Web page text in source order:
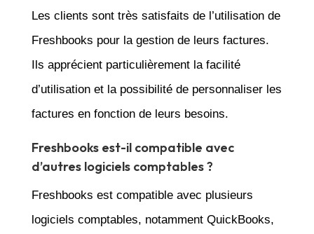
Les clients sont très satisfaits de l’utilisation de
Freshbooks pour la gestion de leurs factures.
Ils apprécient particulièrement la facilité
d’utilisation et la possibilité de personnaliser les
factures en fonction de leurs besoins.
Freshbooks est-il compatible avec
d’autres logiciels comptables ?
Freshbooks est compatible avec plusieurs
logiciels comptables, notamment QuickBooks,